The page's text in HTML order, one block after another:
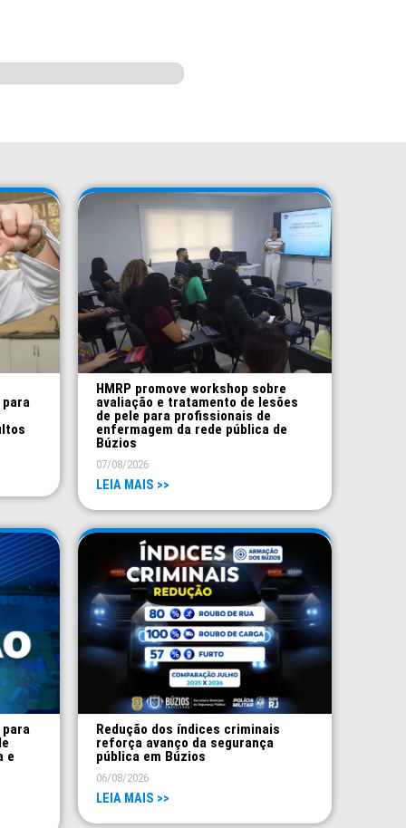
HMRP promove workshop sobre
avaliação e tratamento de lesões
de pele para profissionais de
enfermagem da rede pública de
Búzios
07/08/2026
LEIA MAIS >>
e
Redução dos índices criminais
reforça avanço da segurança
pública em Búzios
06/08/2026
LEIA MAIS >>